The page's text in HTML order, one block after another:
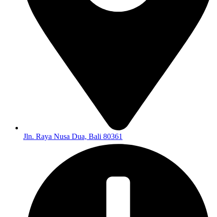
Jln. Raya Nusa Dua, Bali 80361